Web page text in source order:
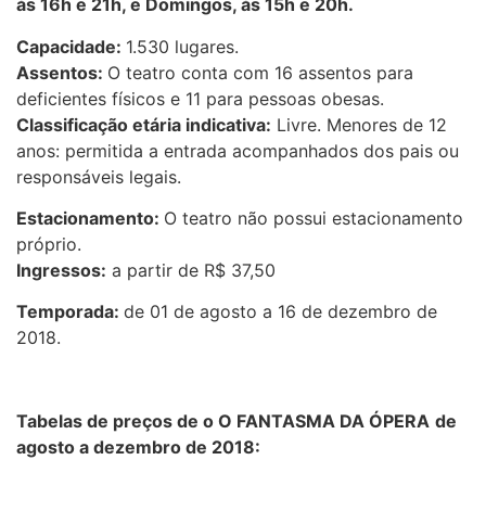
às 16h e 21h, e Domingos, às 15h e 20h.
Capacidade: 1.530 lugares.
Assentos: O teatro conta com 16 assentos para
deficientes físicos e 11 para pessoas obesas.
Classificação etária indicativa: Livre. Menores de 12
anos: permitida a entrada acompanhados dos pais ou
responsáveis legais.
Estacionamento: O teatro não possui estacionamento
próprio.
Ingressos: a partir de R$ 37,50
Temporada: de 01 de agosto a 16 de dezembro de
2018.
Tabelas de preços de o O FANTASMA DA ÓPERA de
agosto a dezembro de 2018: